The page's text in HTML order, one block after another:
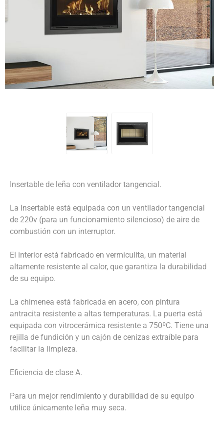
Insertable de leña con ventilador tangencial.
La Insertable está equipada con un ventilador tangencial
de 220v (para un funcionamiento silencioso) de aire de
combustión con un interruptor.
El interior está fabricado en vermiculita, un material
altamente resistente al calor, que garantiza la durabilidad
de su equipo.
La chimenea está fabricada en acero, con pintura
antracita resistente a altas temperaturas. La puerta está
equipada con vitrocerámica resistente a 750ºC. Tiene una
rejilla de fundición y un cajón de cenizas extraíble para
facilitar la limpieza.
Eficiencia de clase A.
Para un mejor rendimiento y durabilidad de su equipo
utilice únicamente leña muy seca.